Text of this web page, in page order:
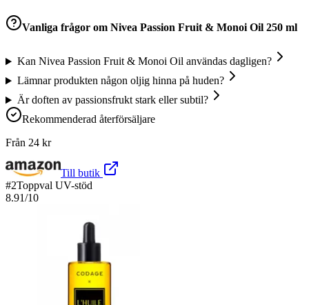
Vanliga frågor om Nivea Passion Fruit & Monoi Oil 250 ml
Kan Nivea Passion Fruit & Monoi Oil användas dagligen?
Lämnar produkten någon oljig hinna på huden?
Är doften av passionsfrukt stark eller subtil?
Rekommenderad återförsäljare
Från 24 kr
Till butik
#2Toppval UV-stöd
8.91/10